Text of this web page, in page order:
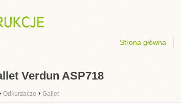
Strona główna
Verdun ASP718
Odkurzacze › Gallet